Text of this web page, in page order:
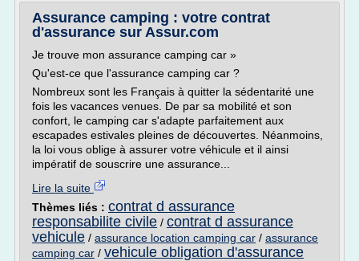
Assurance camping : votre contrat
d'assurance sur Assur.com
Je trouve mon assurance camping car »
Qu'est-ce que l'assurance camping car ?
Nombreux sont les Français à quitter la sédentarité une
fois les vacances venues. De par sa mobilité et son
confort, le camping car s'adapte parfaitement aux
escapades estivales pleines de découvertes. Néanmoins,
la loi vous oblige à assurer votre véhicule et il ainsi
impératif de souscrire une assurance...
Lire la suite
Thèmes liés : contrat d assurance
responsabilite civile / contrat d assurance
vehicule / assurance location camping car / assurance
camping car / vehicule obligation d'assurance